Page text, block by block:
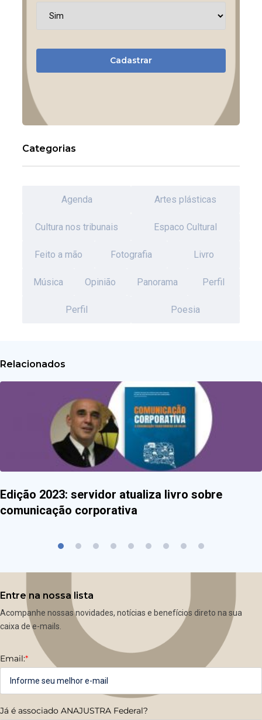
Cadastrar
Categorias
Agenda Artes plásticas
Cultura nos tribunais Espaco Cultural
Feito a mão Fotografia Livro
Música Opinião Panorama Perfil
Perfil Poesia
Relacionados
Edição 2023: servidor atualiza livro sobre
comunicação corporativa
Entre na nossa lista
Acompanhe nossas novidades, notícias e benefícios direto na sua
caixa de e-mails.
Email:*
Já é associado ANAJUSTRA Federal?